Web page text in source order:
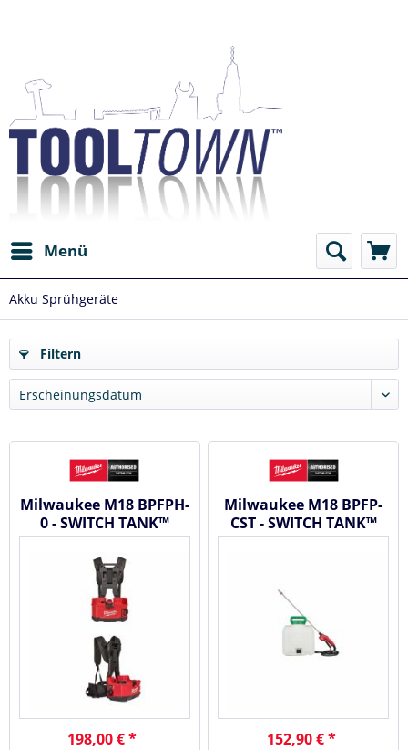
Menü
Akku Sprühgeräte
Filtern
Milwaukee M18 BPFPH-
0 - SWITCH TANK™
Akku Rucksack
Sprühgerät
198,00 € *
Milwaukee M18 BPFP-
CST - SWITCH TANK™
15L Chemie-Einheit
152,90 € *